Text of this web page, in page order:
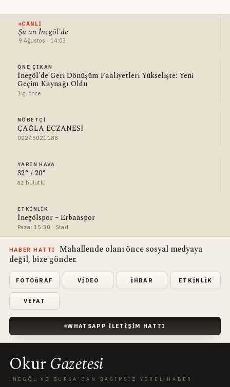
CANLI
Şu an İnegöl'de
9 Ağustos · 14:03
ÖNE ÇIKAN
İnegöl'de Geri Dönüşüm Faaliyetleri Yükselişte: Yeni
Geçim Kaynağı Oldu
1 g. önce
NÖBETÇI
ÇAĞLA ECZANESİ
02245021188
YARIN HAVA
32° / 20°
az bulutlu
ETKINLIK
İnegölspor – Erbaaspor
Pazar 15:30 · Stad
HABER HATTI
Mahallende olanı önce sosyal medyaya
değil, bize gönder.
FOTOĞRAF VIDEO İHBAR ETKINLIK
VEFAT
WHATSAPP İLETIŞIM HATTI
OkurGazetesi
İNEGÖL VE BURSA'DAN BAĞIMSIZ YEREL HABER